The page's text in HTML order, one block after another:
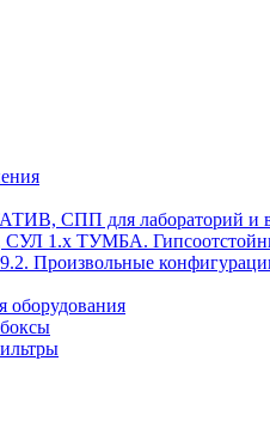
СПП для лабораторий и
1.х ТУМБА.
конфигурации